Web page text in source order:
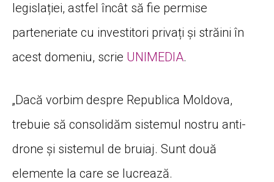
legislației, astfel încât să fie permise
parteneriate cu investitori privați și străini în
acest domeniu, scrie UNIMEDIA.
„Dacă vorbim despre Republica Moldova,
trebuie să consolidăm sistemul nostru anti-
drone și sistemul de bruiaj. Sunt două
elemente la care se lucrează.